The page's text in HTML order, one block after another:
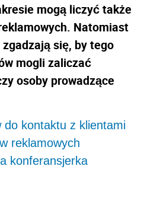
mogą liczyć także
Natomiast
się, by tego
mogli zaliczać
osoby prowadzące
do kontaktu z klientami
reklamowych
konferansjerka